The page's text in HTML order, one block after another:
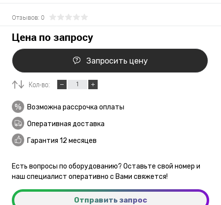
Отзывов: 0
Цена по запросу
Запросить цену
Кол-во:
Возможна рассрочка оплаты
Оперативная доставка
Гарантия 12 месяцев
Есть вопросы по оборудованию? Оставьте свой номер и
наш специалист оперативно с Вами свяжется!
Отправить запрос